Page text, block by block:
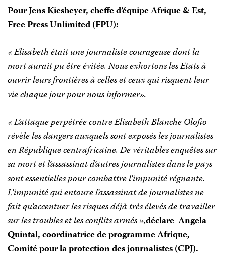
Pour Jens Kiesheyer, cheffe d’équipe Afrique & Est,
Free Press Unlimited (FPU):
« Elisabeth était une journaliste courageuse dont la
mort aurait pu être évitée. Nous exhortons les Etats à
ouvrir leurs frontières à celles et ceux qui risquent leur
vie chaque jour pour nous informer».
« L’attaque perpétrée contre Elisabeth Blanche Olofio
révèle les dangers auxquels sont exposés les journalistes
en République centrafricaine. De véritables enquêtes sur
sa mort et l’assassinat d’autres journalistes dans le pays
sont essentielles pour combattre l’impunité régnante.
L’impunité qui entoure l’assassinat de journalistes ne
fait qu’accentuer les risques déjà très élevés de travailler
sur les troubles et les conflits armés »,déclare Angela
Quintal, coordinatrice de programme Afrique,
Comité pour la protection des journalistes (CPJ).